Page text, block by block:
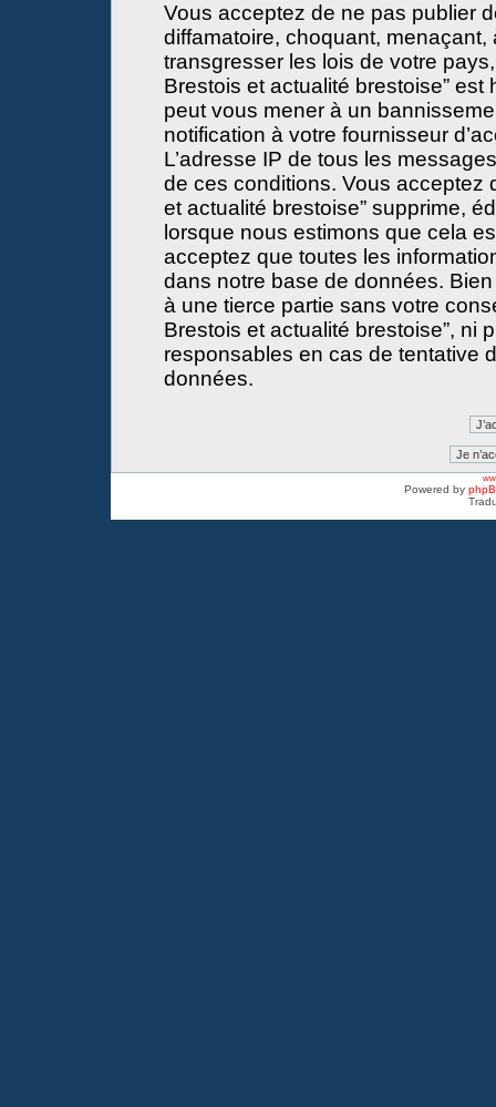
Vous acceptez de ne pas publier
diffamatoire, choquant,
transgresser les lois de votre
Brestois et actualité brestoise”
peut vous mener à un
notification à votre fournisseur
L’adresse IP de tous les
de ces conditions. Vous acceptez
et actualité brestoise” supprime,
lorsque nous estimons que cela
acceptez que toutes les
dans notre base de données.
à une tierce partie sans votre
Brestois et actualité brestoise”, ni
responsables en cas de tentative
données.
Powered by